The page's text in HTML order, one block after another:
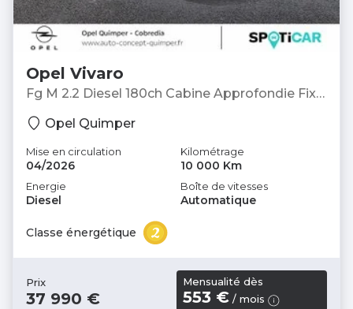
Opel Vivaro
Fg M 2.2 Diesel 180ch Cabine Approfondie Fixe
Fourgon
Opel Quimper
Mise en circulation
04/2026
Kilométrage
10 000 Km
Energie
Diesel
Boîte de vitesses
Automatique
Classe énergétique
Prix
37 990 €
Mensualité dès
553 € / mois